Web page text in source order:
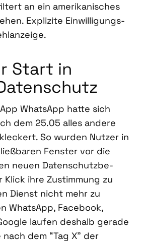
an ein ame­ri­ka­ni­sches
Expli­zi­te Ein­wil­li­gungs­
Start in
Whats­App hat­te sich
dem 25.05 alles ande­re
So wur­den Nut­zer in
Fens­ter vor die
neu­en Daten­schutz­be­
Klick ihre Zustim­mung zu
Dienst nicht mehr zu
Whats­App, Face­book,
lau­fen des­halb gera­de
dem “Tag X” der